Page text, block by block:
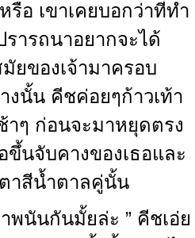
รือ เขาเคยบอกว่าที่ทำ
รารถนาอยากจะได้
ของเจ้ามาครอบ
งนั้น คีชค่อยๆก้าวเท้า
าๆ ก่อนจะมาหยุดตรง
ขึ้นจับคางของเธอและ
าสีน้ำตาลคู่นั้น
กันมั้ยล่ะ ” คีชเอ่ย